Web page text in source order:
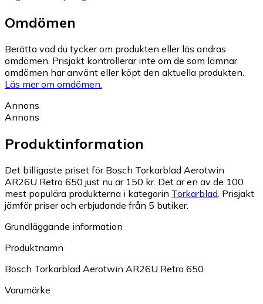
Omdömen
Berätta vad du tycker om produkten eller läs andras
omdömen. Prisjakt kontrollerar inte om de som lämnar
omdömen har använt eller köpt den aktuella produkten.
Läs mer om omdömen.
Annons
Annons
Produktinformation
Det billigaste priset för Bosch Torkarblad Aerotwin
AR26U Retro 650 just nu är 150 kr. Det är en av de 100
mest populära produkterna i kategorin Torkarblad Prisjakt
jämför priser och erbjudande från 5 butiker.
Grundläggande information
Produktnamn
Bosch Torkarblad Aerotwin AR26U Retro 650
Varumärke